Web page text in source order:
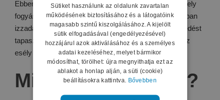
Ebben az állapotában sokkal több hormont termel, amely
fogyáshoz, fáradtság érzethez vezet, a betegek általában
izzadást, szapora pulzust, szívritmuszavart, idegeskedést
tapasztalnak, a várandós hölgyeknél pedig nagyobb az
esély a vetélésre.
Mi az alulműködés?
Sütiket használunk az oldalunk zavartalan
működésének biztosításához és a látogatóink
magasabb szintű kiszolgálásához. A kijelölt
sütik elfogadásával (engedélyezésével)
hozzájárul azok aktiválásához és a személyes
adatai kezeléséhez, melyet bármikor
módosíthat, törölhet: újra megnyithatja ezt az
ablakot a honlap alján, a süti (cookie)
beállításokra kattintva.
Bővebben